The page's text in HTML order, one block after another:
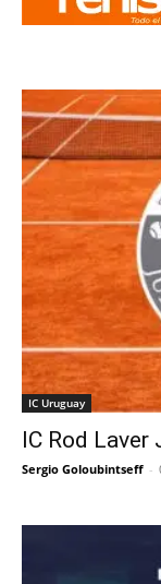
IC Uruguay
IC Rod Laver
Sergio Goloubintseff -